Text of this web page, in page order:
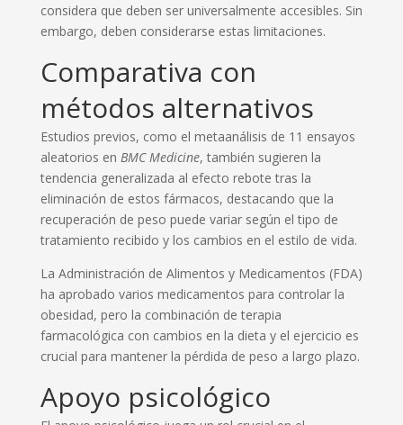
considera que deben ser universalmente accesibles. Sin
embargo, deben considerarse estas limitaciones.
Comparativa con
métodos alternativos
Estudios previos, como el metaanálisis de 11 ensayos
aleatorios en BMC Medicine, también sugieren la
tendencia generalizada al efecto rebote tras la
eliminación de estos fármacos, destacando que la
recuperación de peso puede variar según el tipo de
tratamiento recibido y los cambios en el estilo de vida.
La Administración de Alimentos y Medicamentos (FDA)
ha aprobado varios medicamentos para controlar la
obesidad, pero la combinación de terapia
farmacológica con cambios en la dieta y el ejercicio es
crucial para mantener la pérdida de peso a largo plazo.
Apoyo psicológico